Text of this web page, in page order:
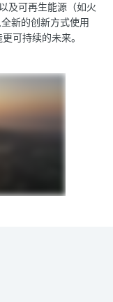
及可再生能源（如火
新的创新方式使用
可持续的未来。